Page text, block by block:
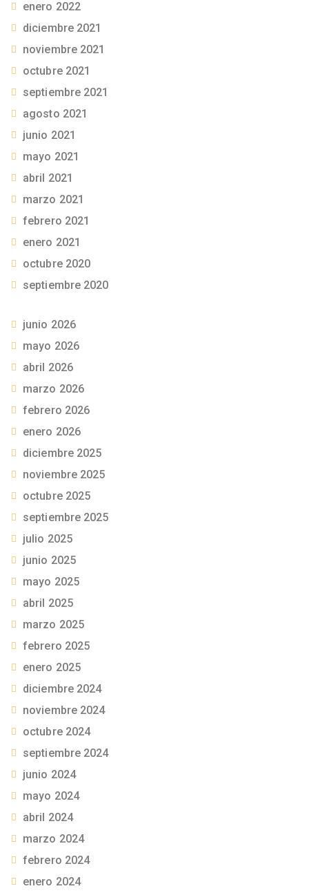
enero 2022
diciembre 2021
noviembre 2021
octubre 2021
septiembre 2021
agosto 2021
junio 2021
mayo 2021
abril 2021
marzo 2021
febrero 2021
enero 2021
octubre 2020
septiembre 2020
junio 2026
mayo 2026
abril 2026
marzo 2026
febrero 2026
enero 2026
diciembre 2025
noviembre 2025
octubre 2025
septiembre 2025
julio 2025
junio 2025
mayo 2025
abril 2025
marzo 2025
febrero 2025
enero 2025
diciembre 2024
noviembre 2024
octubre 2024
septiembre 2024
junio 2024
mayo 2024
abril 2024
marzo 2024
febrero 2024
enero 2024